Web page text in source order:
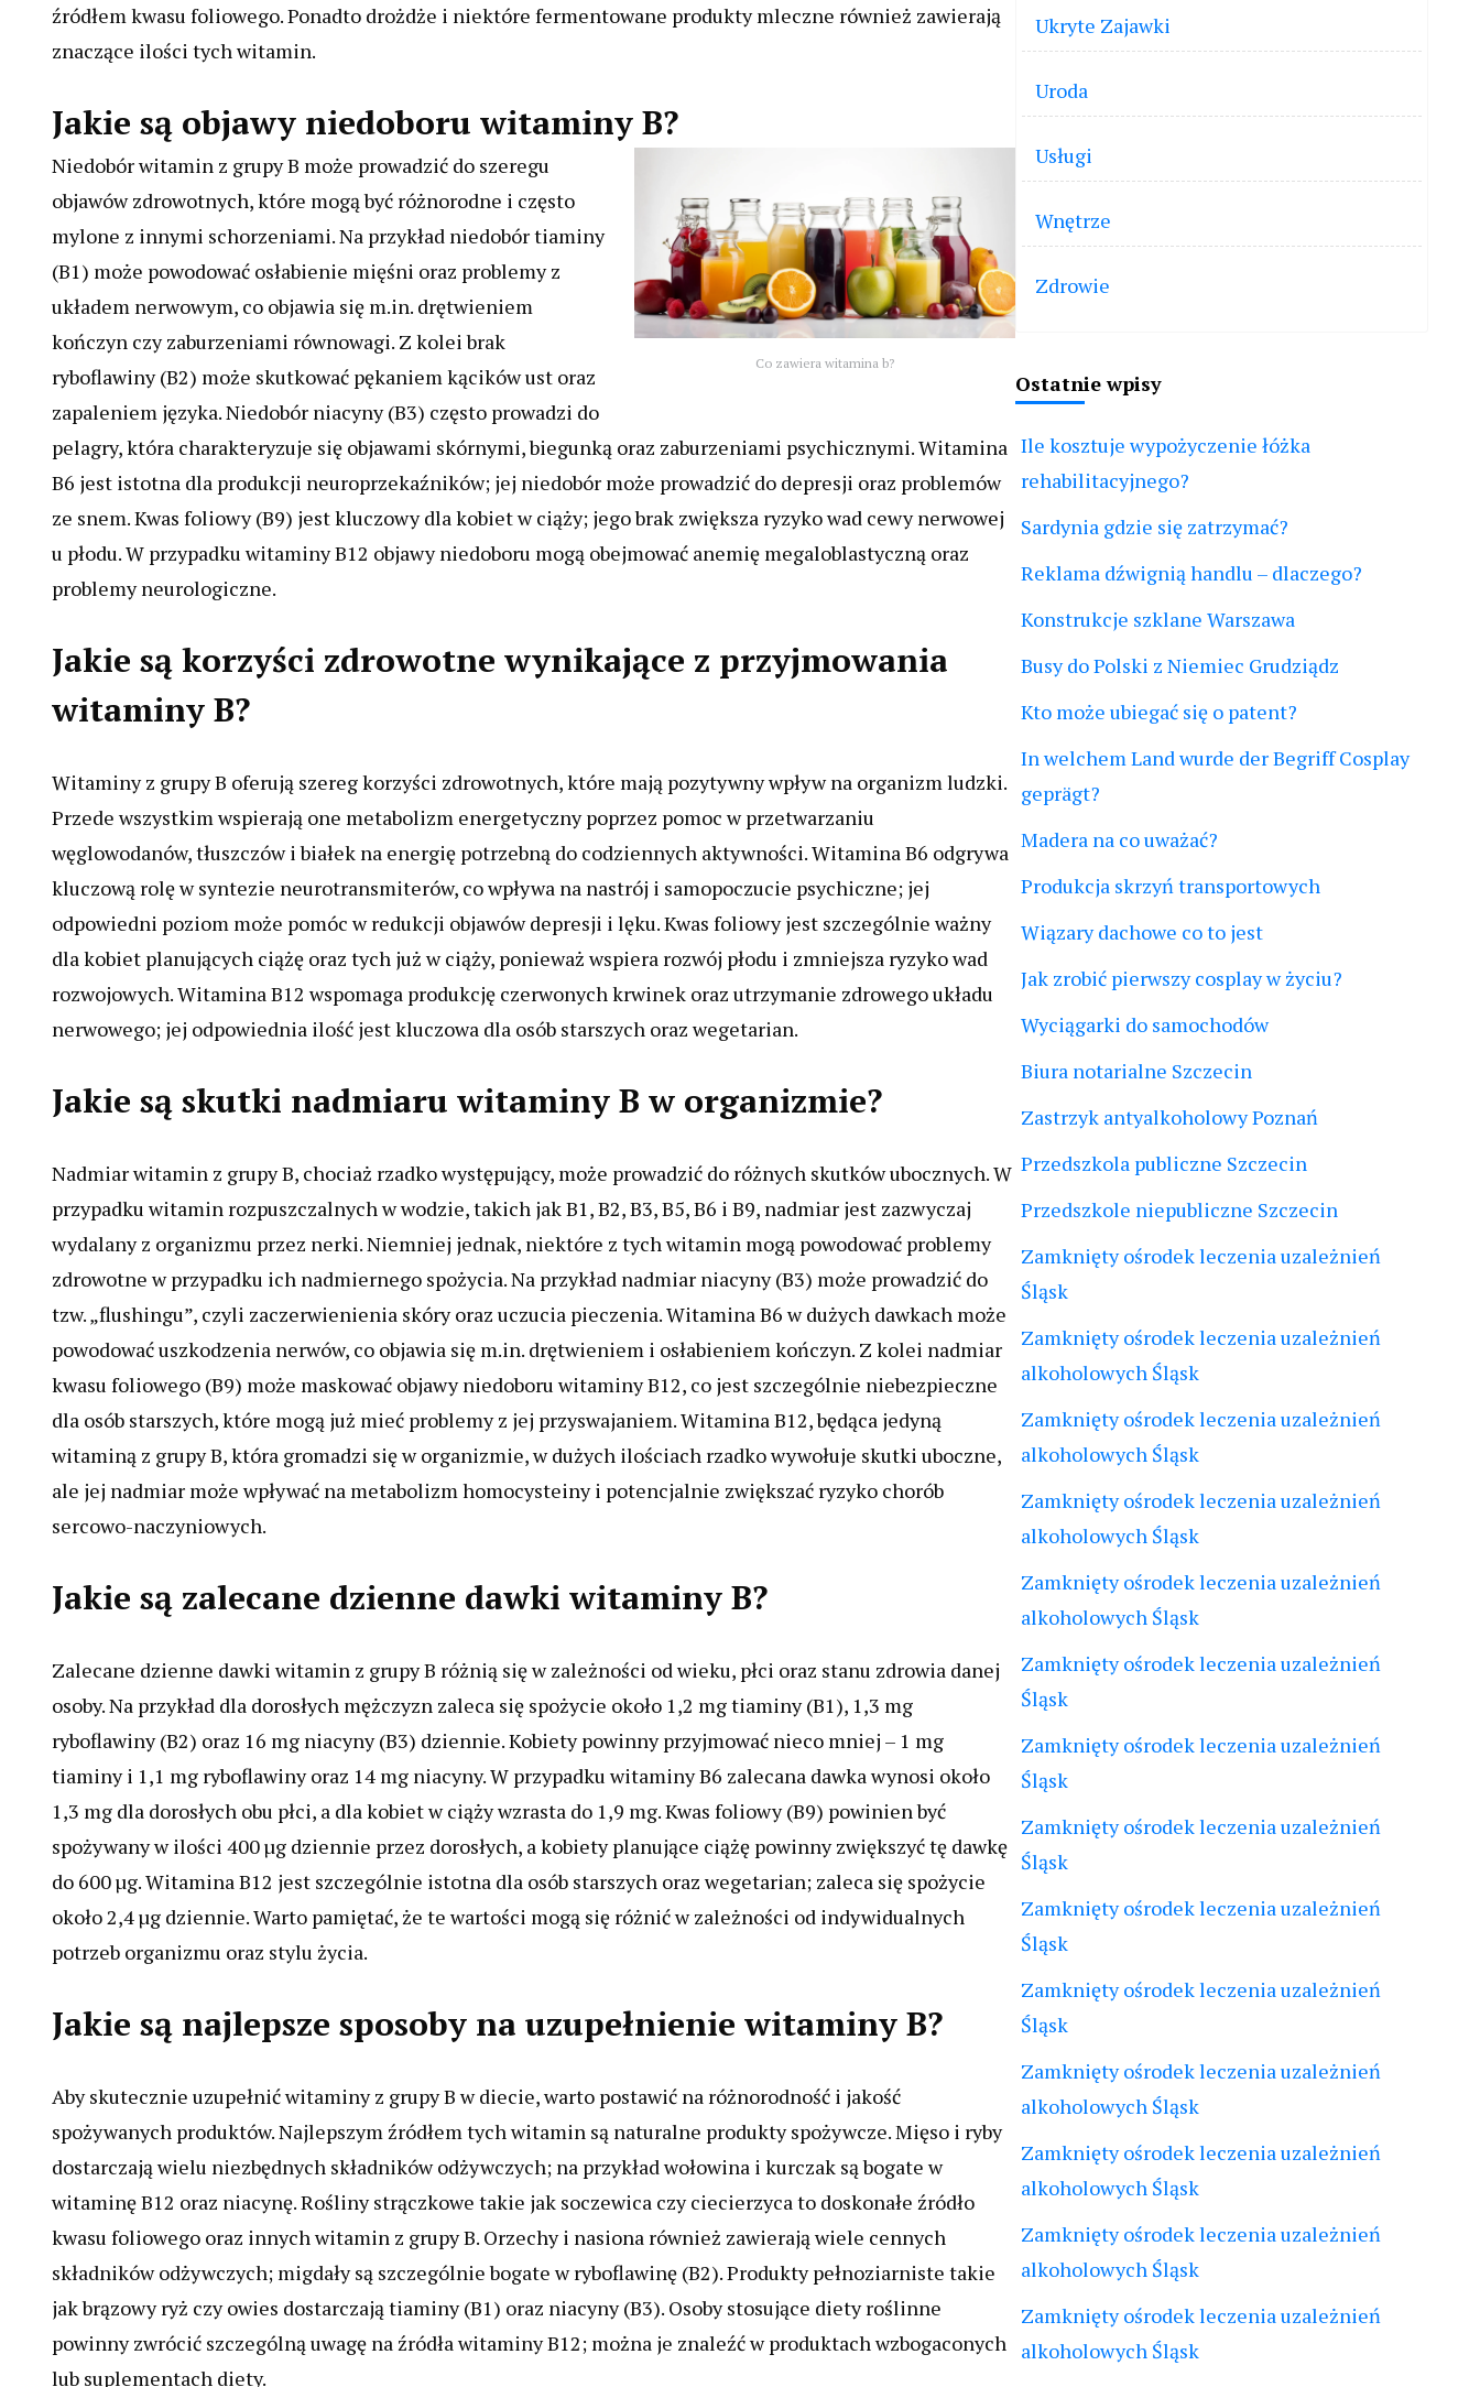
źródłem kwasu foliowego. Ponadto drożdże i niektóre fermentowane produkty mleczne również zawierają
znaczące ilości tych witamin.
Jakie są objawy niedoboru witaminy B?
Co zawiera witamina b?
Niedobór witamin z grupy B może prowadzić do szeregu
objawów zdrowotnych, które mogą być różnorodne i często
mylone z innymi schorzeniami. Na przykład niedobór tiaminy
(B1) może powodować osłabienie mięśni oraz problemy z
układem nerwowym, co objawia się m.in. drętwieniem
kończyn czy zaburzeniami równowagi. Z kolei brak
ryboflawiny (B2) może skutkować pękaniem kącików ust oraz
zapaleniem języka. Niedobór niacyny (B3) często prowadzi do
pelagry, która charakteryzuje się objawami skórnymi, biegunką oraz zaburzeniami psychicznymi. Witamina
B6 jest istotna dla produkcji neuroprzekaźników; jej niedobór może prowadzić do depresji oraz problemów
ze snem. Kwas foliowy (B9) jest kluczowy dla kobiet w ciąży; jego brak zwiększa ryzyko wad cewy nerwowej
u płodu. W przypadku witaminy B12 objawy niedoboru mogą obejmować anemię megaloblastyczną oraz
problemy neurologiczne.
Jakie są korzyści zdrowotne wynikające z przyjmowania
witaminy B?
Witaminy z grupy B oferują szereg korzyści zdrowotnych, które mają pozytywny wpływ na organizm ludzki.
Przede wszystkim wspierają one metabolizm energetyczny poprzez pomoc w przetwarzaniu
węglowodanów, tłuszczów i białek na energię potrzebną do codziennych aktywności. Witamina B6 odgrywa
kluczową rolę w syntezie neurotransmiterów, co wpływa na nastrój i samopoczucie psychiczne; jej
odpowiedni poziom może pomóc w redukcji objawów depresji i lęku. Kwas foliowy jest szczególnie ważny
dla kobiet planujących ciążę oraz tych już w ciąży, ponieważ wspiera rozwój płodu i zmniejsza ryzyko wad
rozwojowych. Witamina B12 wspomaga produkcję czerwonych krwinek oraz utrzymanie zdrowego układu
nerwowego; jej odpowiednia ilość jest kluczowa dla osób starszych oraz wegetarian.
Jakie są skutki nadmiaru witaminy B w organizmie?
Nadmiar witamin z grupy B, chociaż rzadko występujący, może prowadzić do różnych skutków ubocznych. W
przypadku witamin rozpuszczalnych w wodzie, takich jak B1, B2, B3, B5, B6 i B9, nadmiar jest zazwyczaj
wydalany z organizmu przez nerki. Niemniej jednak, niektóre z tych witamin mogą powodować problemy
zdrowotne w przypadku ich nadmiernego spożycia. Na przykład nadmiar niacyny (B3) może prowadzić do
tzw. „flushingu”, czyli zaczerwienienia skóry oraz uczucia pieczenia. Witamina B6 w dużych dawkach może
powodować uszkodzenia nerwów, co objawia się m.in. drętwieniem i osłabieniem kończyn. Z kolei nadmiar
kwasu foliowego (B9) może maskować objawy niedoboru witaminy B12, co jest szczególnie niebezpieczne
dla osób starszych, które mogą już mieć problemy z jej przyswajaniem. Witamina B12, będąca jedyną
witaminą z grupy B, która gromadzi się w organizmie, w dużych ilościach rzadko wywołuje skutki uboczne,
ale jej nadmiar może wpływać na metabolizm homocysteiny i potencjalnie zwiększać ryzyko chorób
sercowo-naczyniowych.
Jakie są zalecane dzienne dawki witaminy B?
Zalecane dzienne dawki witamin z grupy B różnią się w zależności od wieku, płci oraz stanu zdrowia danej
osoby. Na przykład dla dorosłych mężczyzn zaleca się spożycie około 1,2 mg tiaminy (B1), 1,3 mg
ryboflawiny (B2) oraz 16 mg niacyny (B3) dziennie. Kobiety powinny przyjmować nieco mniej – 1 mg
tiaminy i 1,1 mg ryboflawiny oraz 14 mg niacyny. W przypadku witaminy B6 zalecana dawka wynosi około
1,3 mg dla dorosłych obu płci, a dla kobiet w ciąży wzrasta do 1,9 mg. Kwas foliowy (B9) powinien być
spożywany w ilości 400 µg dziennie przez dorosłych, a kobiety planujące ciążę powinny zwiększyć tę dawkę
do 600 µg. Witamina B12 jest szczególnie istotna dla osób starszych oraz wegetarian; zaleca się spożycie
około 2,4 µg dziennie. Warto pamiętać, że te wartości mogą się różnić w zależności od indywidualnych
potrzeb organizmu oraz stylu życia.
Jakie są najlepsze sposoby na uzupełnienie witaminy B?
Aby skutecznie uzupełnić witaminy z grupy B w diecie, warto postawić na różnorodność i jakość
spożywanych produktów. Najlepszym źródłem tych witamin są naturalne produkty spożywcze. Mięso i ryby
dostarczają wielu niezbędnych składników odżywczych; na przykład wołowina i kurczak są bogate w
witaminę B12 oraz niacynę. Rośliny strączkowe takie jak soczewica czy ciecierzyca to doskonałe źródło
kwasu foliowego oraz innych witamin z grupy B. Orzechy i nasiona również zawierają wiele cennych
składników odżywczych; migdały są szczególnie bogate w ryboflawinę (B2). Produkty pełnoziarniste takie
jak brązowy ryż czy owies dostarczają tiaminy (B1) oraz niacyny (B3). Osoby stosujące diety roślinne
powinny zwrócić szczególną uwagę na źródła witaminy B12; można je znaleźć w produktach wzbogaconych
lub suplementach diety.
Ukryte Zajawki
Uroda
Usługi
Wnętrze
Zdrowie
Ostatnie wpisy
Ile kosztuje wypożyczenie łóżka
rehabilitacyjnego?
Sardynia gdzie się zatrzymać?
Reklama dźwignią handlu – dlaczego?
Konstrukcje szklane Warszawa
Busy do Polski z Niemiec Grudziądz
Kto może ubiegać się o patent?
In welchem Land wurde der Begriff Cosplay
geprägt?
Madera na co uważać?
Produkcja skrzyń transportowych
Wiązary dachowe co to jest
Jak zrobić pierwszy cosplay w życiu?
Wyciągarki do samochodów
Biura notarialne Szczecin
Zastrzyk antyalkoholowy Poznań
Przedszkola publiczne Szczecin
Przedszkole niepubliczne Szczecin
Zamknięty ośrodek leczenia uzależnień
Śląsk
Zamknięty ośrodek leczenia uzależnień
alkoholowych Śląsk
Zamknięty ośrodek leczenia uzależnień
alkoholowych Śląsk
Zamknięty ośrodek leczenia uzależnień
alkoholowych Śląsk
Zamknięty ośrodek leczenia uzależnień
alkoholowych Śląsk
Zamknięty ośrodek leczenia uzależnień
Śląsk
Zamknięty ośrodek leczenia uzależnień
Śląsk
Zamknięty ośrodek leczenia uzależnień
Śląsk
Zamknięty ośrodek leczenia uzależnień
Śląsk
Zamknięty ośrodek leczenia uzależnień
Śląsk
Zamknięty ośrodek leczenia uzależnień
alkoholowych Śląsk
Zamknięty ośrodek leczenia uzależnień
alkoholowych Śląsk
Zamknięty ośrodek leczenia uzależnień
alkoholowych Śląsk
Zamknięty ośrodek leczenia uzależnień
alkoholowych Śląsk